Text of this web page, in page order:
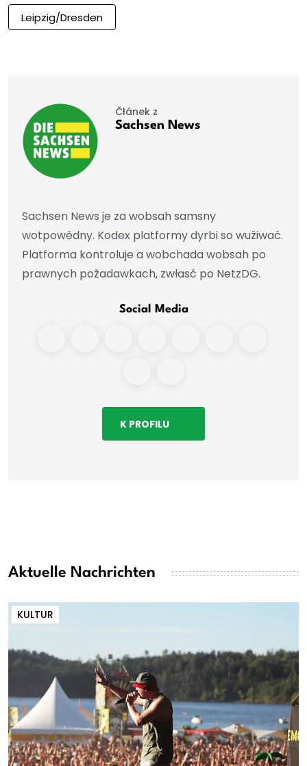
Leipzig/Dresden
Čłánek z
Sachsen News
Sachsen News je za wobsah samsny
wotpowědny. Kodex platformy dyrbi so wužiwać.
Platforma kontroluje a wobchada wobsah po
prawnych požadawkach, zwłasć po NetzDG.
Social Media
K PROFILU
Aktuelle Nachrichten
KULTUR